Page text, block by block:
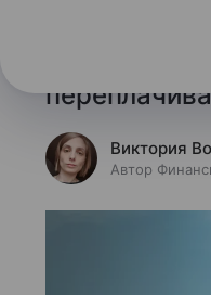
и ЖКХ
Виктория
Автор